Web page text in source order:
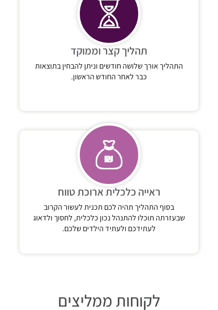
תהליך קצר וממוקד
התהליך אורך שלושה חודשים וניתן להבחין בתוצאות
כבר לאחר החודש הראשון.
ראייה כלכלית ארוכת טווח
בסוף התהליך תהיה לכם תכנית לעשור הקרוב
שבעזרתה תוכלו להתנהל נכון כלכלית, לחסוך ולדאוג
לעתידכם ולעתיד הילדים שלכם.
לקוחות ממליצים